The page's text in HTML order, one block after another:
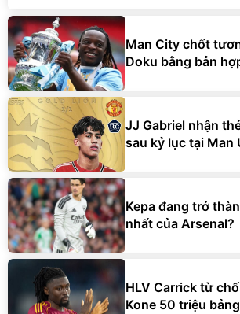
Man City chốt
Doku bằng bản
JJ Gabriel nhận
sau kỷ lục tại Man
Kepa đang trở
nhất của Arsenal?
HLV Carrick từ
Kone 50 triệu bảng